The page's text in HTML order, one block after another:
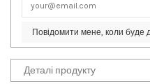
Повідомити мене, коли буде
Деталі продукту